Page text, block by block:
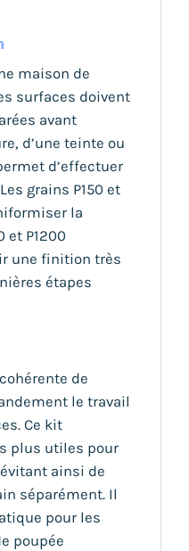
maison de
surfaces doivent
avant
d’une teinte ou
d’effectuer
grains P150 et
la
et P1200
une finition très
étapes
de
le travail
Ce kit
plus utiles pour
ainsi de
séparément. Il
pour les
poupée